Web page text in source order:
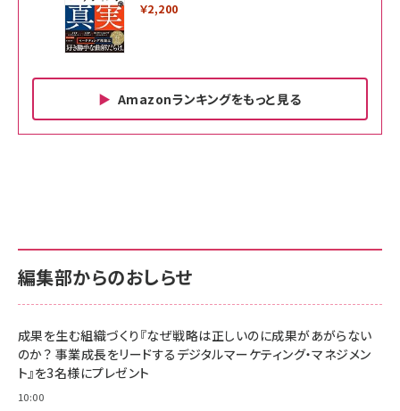
￥2,200
Amazonランキングをもっと見る
￥880
anan(アンアン)2026/06/24号 No.2500増刊
スペシャルエディション[王道エンタメの矜持／
￥1,100
anan(アンアン)2026/07/08号 No.2502[2026
サポート正規品 メーカー保証5年 KLMEA128G
NIMASO ガラスフィルム iPhone 17 用 保護フィ
すい ガイド枠付き いPhone17 (6.3インチ) 対応
2枚セット DSP25F1698
￥1,599
サポート正規品 メーカー保証5年 KLMEA128G
Amazon eギフトカード - Amazonロゴ - クラ
￥5,000
Anker PowerLine III Flow USB-C & USB-C
編集部からのおしらせ
成果を生む組織づくり『なぜ戦略は正しいのに成果があがらない
のか？ 事業成長をリードするデジタルマーケティング・マネジメン
ト』を3名様にプレゼント
10:00